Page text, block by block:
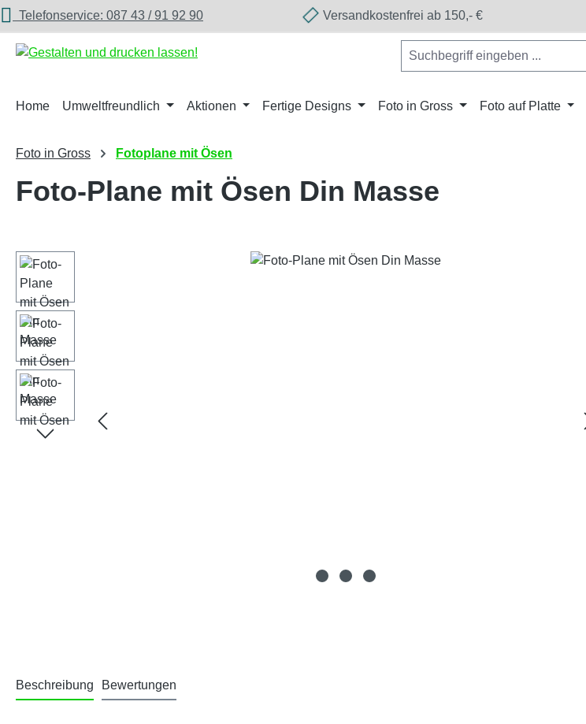
Hauptinhalt springen
Zur Suche springen
Zur Hauptnavigation springen
Telefonservice: 087 43 / 91 92 90 Versandkostenfrei ab 150,- €
Home Umweltfreundlich Aktionen Fertige Designs Foto in Gross Foto auf Platte
Foto in Gross Fotoplane mit Ösen
Foto-Plane mit Ösen Din Masse
Bildergalerie überspringen
Beschreibung Bewertungen